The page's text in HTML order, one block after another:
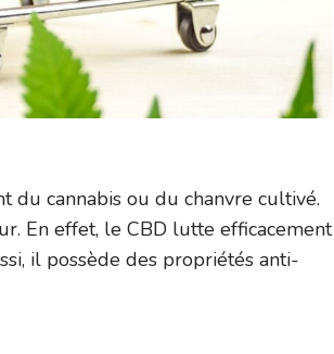
du cannabis ou du chanvre cultivé.
En effet, le CBD lutte efficacement
il possède des propriétés anti-